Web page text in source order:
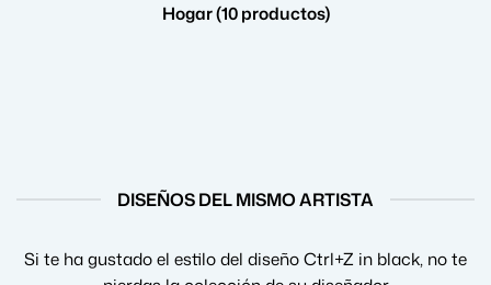
Hogar (10 productos)
DISEÑOS DEL MISMO ARTISTA
Si te ha gustado el estilo del diseño Ctrl+Z in black, no te